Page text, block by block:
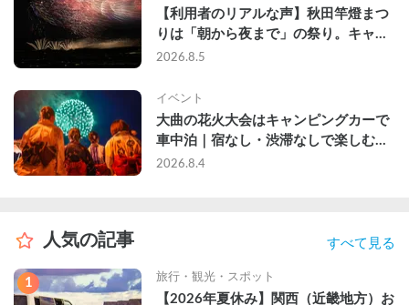
【利用者のリアルな声】秋田竿燈まつ
りは「朝から夜まで」の祭り。キャン
ピングカーで行った2組の記録
2026.8.5
イベント
大曲の花火大会はキャンピングカーで
車中泊｜宿なし・渋滞なしで楽しむ
2026年完全ガイド
2026.8.4
人気の記事 すべて見る
1 旅行・観光・スポット
【2026年夏休み】関西（近畿地方）お